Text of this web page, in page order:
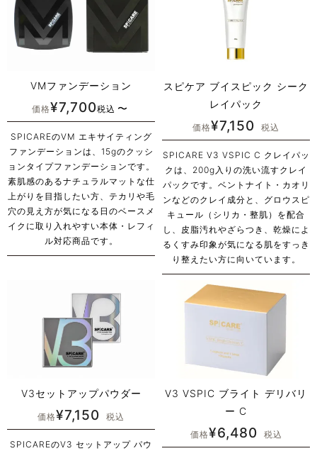
VMファンデーション
価格¥7,700税込 〜
SPICAREのVM エキサイティング
ファンデーションは、15gのクッシ
ョンタイプファンデーションです。
素肌感のあるナチュラルマットな仕
上がりを目指したい方、テカリや毛
穴の見え方が気になる日のベースメ
イクに取り入れやすい本体・レフィ
ル対応商品です。
スピケア ブイスピック シーク
レイパック
価格¥7,150 税込
SPICARE V3 VSPIC C クレイパッ
クは、200g入りの洗い流すクレイ
パックです。ベントナイト・カオリ
ンなどのクレイ成分と、グロウスピ
キュール（シリカ・整肌）を配合
し、皮脂汚れやざらつき、乾燥によ
るくすみ印象が気になる肌をすっき
り整えたい方に向いています。
V3セットアップパウダー
価格¥7,150 税込
SPICAREのV3 セットアップ パウ
V3 VSPIC ブライト デリバリ
ー C
価格¥6,480 税込